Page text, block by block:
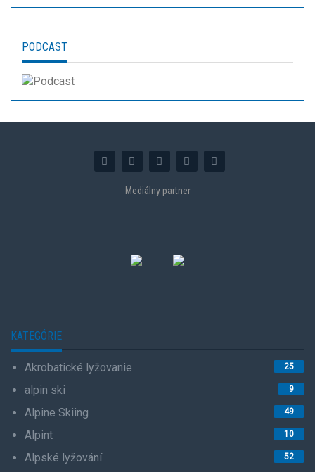
PODCAST
Mediálny partner
KATEGÓRIE
Akrobatické lyžovanie 25
alpin ski 9
Alpine Skiing 49
Alpint 10
Alpské lyžování 52